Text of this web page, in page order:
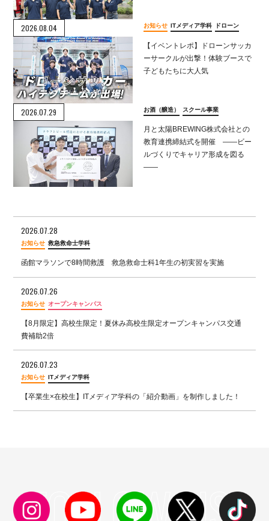
2026.08.04
【イベントレポ】ドローンサッカ
ーサークルが出撃！体験ブースで
子どもたちに大人気
お知らせ ITメディア学科 ドローン
2026.07.29
月と太陽BREWING株式会社との
教育連携締結式を開催 ――ビー
ルづくりでキャリア形成を図る
――
お酒（醸造） スクール事業
2026.07.28
お知らせ 救急救命士学科
函館マラソンで8時間救護 救急救命士科1年生の初実習を実施
2026.07.26
お知らせ オープンキャンパス
【8月限定】高校生限定！夏休み高校生限定オープンキャンパス交通
費補助2倍
2026.07.23
お知らせ ITメディア学科
【卒業生×在校生】ITメディア学科の「紹介動画」を制作しました！